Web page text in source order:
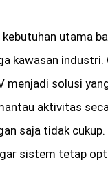
kebutuhan utama
kawasan industri.
menjadi solusi
aktivitas
saja tidak
sistem tetap